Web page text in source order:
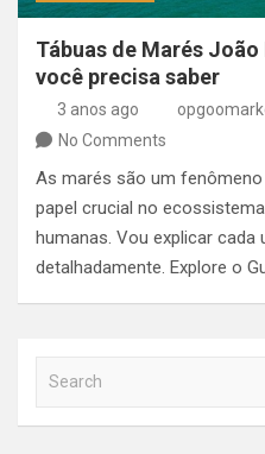
Tábuas de Marés João
você precisa saber
3 anos ago
No Comments
As marés são um
papel crucial no
humanas. Vou explicar cada
detalhadamente. Explore o
a